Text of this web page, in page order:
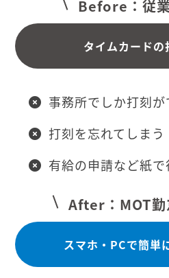
Before：従
タイムカードの
事務所でしか打刻が
打刻を忘れてしまう
有給の申請など紙
After：MOT勤
スマホ・PCで簡単